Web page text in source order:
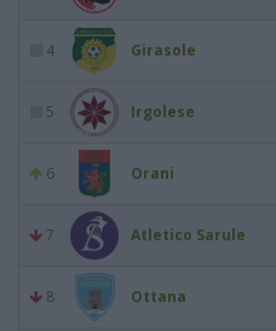
4 Girasole
5 Irgolese
6 Orani
7 Atletico Sarule
8 Ottana